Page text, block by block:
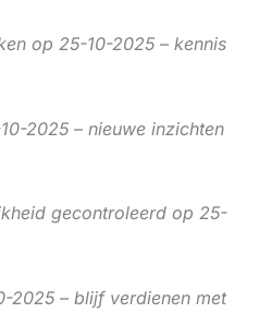
op 25-10-2025 – kennis
2025 – nieuwe inzichten
gecontroleerd op 25-
2025 – blijf verdienen met